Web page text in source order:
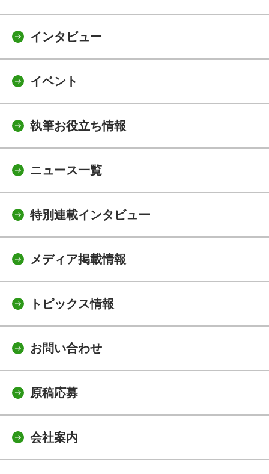
インタビュー
イベント
執筆お役立ち情報
ニュース一覧
特別連載インタビュー
メディア掲載情報
トピックス情報
お問い合わせ
原稿応募
会社案内